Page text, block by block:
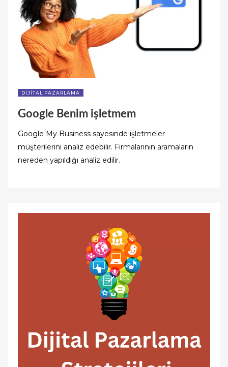
DIJITAL PAZARLAMA
Google Benim işletmem
Google My Business sayesinde işletmeler
müşterilerini analiz edebilir. Firmalarının aramaların
nereden yapıldığı analiz edilir.